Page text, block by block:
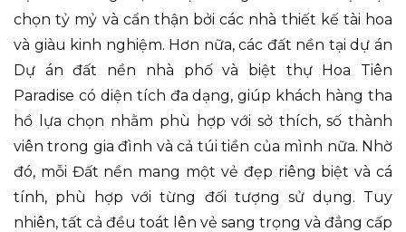
chọn tỷ mỷ và cẩn thận bởi các nhà thiết kế tài hoa
và giàu kinh nghiệm. Hơn nữa, các đất nền tại dự án
Dự án đất nền nhà phố và biệt thự Hoa Tiên
Paradise có diện tích đa dạng, giúp khách hàng tha
hồ lựa chọn nhằm phù hợp với sở thích, số thành
viên trong gia đình và cả túi tiền của mình nữa. Nhờ
đó, mỗi Đất nền mang một vẻ đẹp riêng biệt và cá
tính, phù hợp với từng đối tượng sử dụng. Tuy
nhiên, tất cả đều toát lên vẻ sang trọng và đẳng cấp